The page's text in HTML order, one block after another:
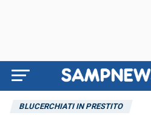
BLUCERCHIATI IN PRESTITO